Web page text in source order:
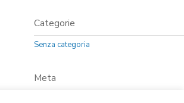
Categorie
Senza categoria
Meta